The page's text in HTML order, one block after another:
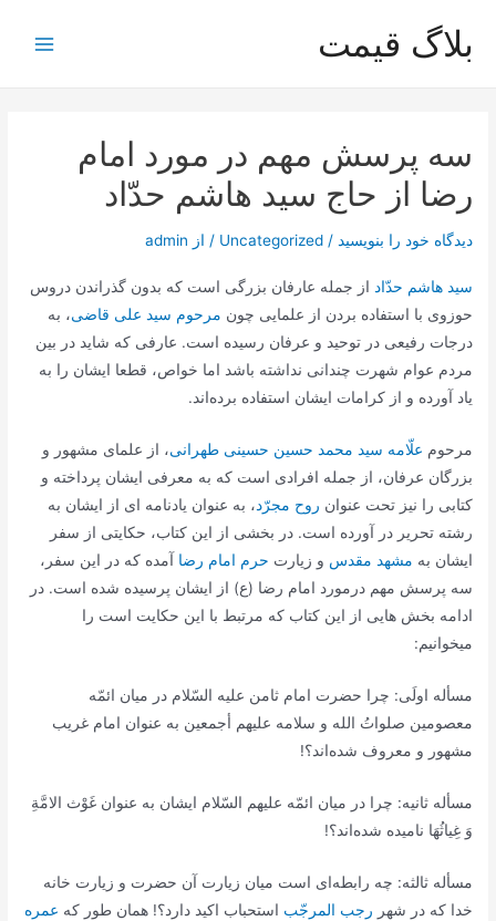
محتوا
بلاگ قیمت
سه پرسش مهم در مورد امام
رضا از حاج سید هاشم حدّاد
دیدگاه‌ خود را بنویسید /
Uncategorized / از admin
سید هاشم حدّاد از جمله عارفان بزرگی است که بدون گذراندن دروس
حوزوی با استفاده بردن از علمایی چون مرحوم سید علی قاضی، به
درجات رفیعی در توحید و عرفان رسیده است. عارفی که شاید در بین
مردم عوام شهرت چندانی نداشته باشد اما خواص، قطعا ایشان را به
یاد آورده و از کرامات ایشان استفاده برده‌اند.
مرحوم علّامه سید محمد حسین حسینی طهرانی، از علمای مشهور و
بزرگان عرفان، از جمله افرادی است که به معرفی ایشان پرداخته و
کتابی را نیز تحت عنوان روح مجرّد، به عنوان یادنامه ای از ایشان به
رشته تحریر در آورده است. در بخشی از این کتاب، حکایتی از سفر
ایشان به مشهد مقدس و زیارت حرم امام رضا آمده که در این سفر،
سه پرسش مهم درمورد امام رضا (ع) از ایشان پرسیده شده است. در
ادامه بخش هایی از این کتاب که مرتبط با این حکایت است را
میخوانیم:
مسأله اولَى: چرا حضرت امام ثامن علیه السّلام در میان ائمّه
معصومین صلواتُ الله و سلامه علیهم أجمعین به عنوان امام غریب
مشهور و معروف شده‌اند؟!
مسأله ثانیه: چرا در میان ائمّه علیهم السّلام ایشان به عنوان‌ غَوْث الامَّةِ
وَ غِیاثُهَا نامیده شده‌اند؟!
مسأله ثالثه: چه رابطه‌اى است میان زیارت آن حضرت و زیارت خانه
خدا كه در شهر رجب المرجّب استحباب اكید دارد؟! همان طور كه عمره